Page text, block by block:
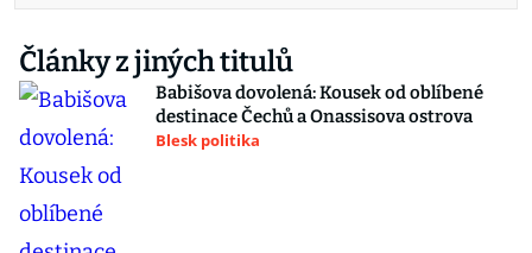
Články z jiných titulů
Babišova dovolená: Kousek od oblíbené
destinace Čechů a Onassisova ostrova
Blesk politika